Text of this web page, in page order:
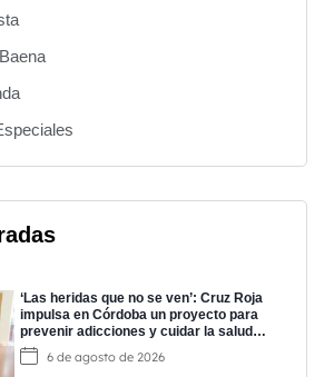
‘Las heridas que no se ven’: Cruz Roja
impulsa en Córdoba un proyecto para
prevenir adicciones y cuidar la salud
mental
6 de agosto de 2026